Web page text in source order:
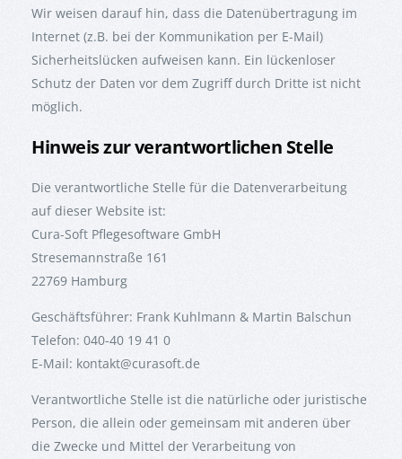
Wir weisen darauf hin, dass die Datenübertragung im
Internet (z.B. bei der Kommunikation per E-Mail)
Sicherheitslücken aufweisen kann. Ein lückenloser
Schutz der Daten vor dem Zugriff durch Dritte ist nicht
möglich.
Hinweis zur verantwortlichen Stelle
Die verantwortliche Stelle für die Datenverarbeitung
auf dieser Website ist:
Cura-Soft Pflegesoftware GmbH
Stresemannstraße 161
22769 Hamburg
Geschäftsführer: Frank Kuhlmann & Martin Balschun
Telefon: 040-40 19 41 0
E-Mail: kontakt@curasoft.de
Verantwortliche Stelle ist die natürliche oder juristische
Person, die allein oder gemeinsam mit anderen über
die Zwecke und Mittel der Verarbeitung von